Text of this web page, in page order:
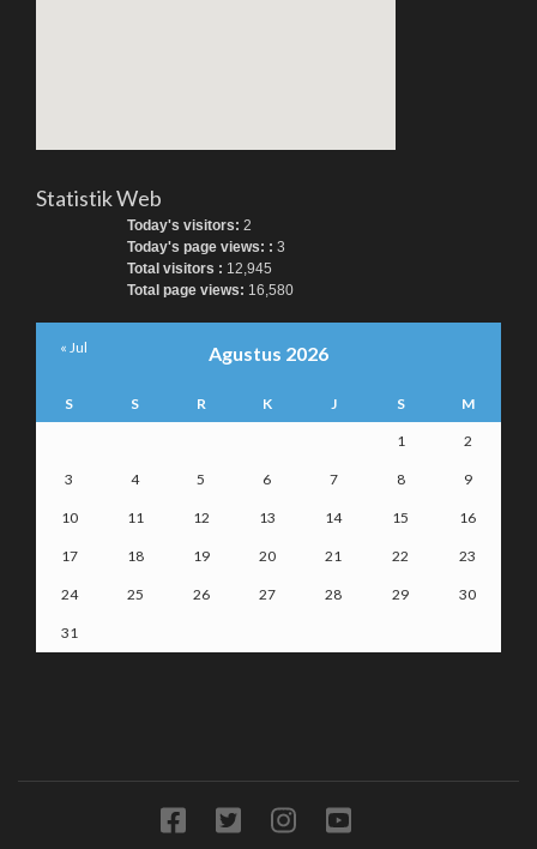
Statistik Web
Today's visitors: 2
Today's page views: : 3
Total visitors : 12,945
Total page views: 16,580
Agustus 2026
S S R K J S M
1 2
3 4 5 6 7 8 9
10 11 12 13 14 15 16
17 18 19 20 21 22 23
24 25 26 27 28 29 30
31
« Jul